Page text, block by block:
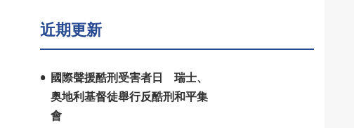
近期更新
國際聲援酷刑受害者日 瑞士、
奥地利基督徒舉行反酷刑和平集
會